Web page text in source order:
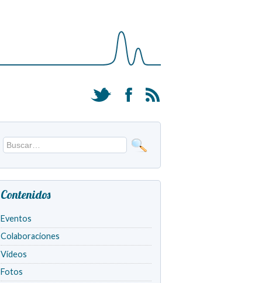
Contenidos
Eventos
Colaboraciones
Vídeos
Fotos